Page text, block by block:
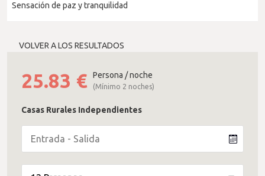
Sensación de paz y tranquilidad
VOLVER A LOS RESULTADOS
25.83 € Persona / noche
(Mínimo 2 noches)
Casas Rurales Independientes